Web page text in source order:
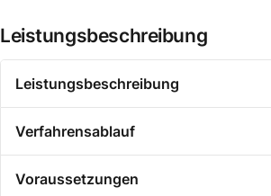
Leistungsbeschreibung
Leistungsbeschreibung
Verfahrensablauf
Voraussetzungen